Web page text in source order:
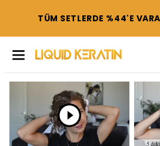
TÜM SETLERDE %44'E